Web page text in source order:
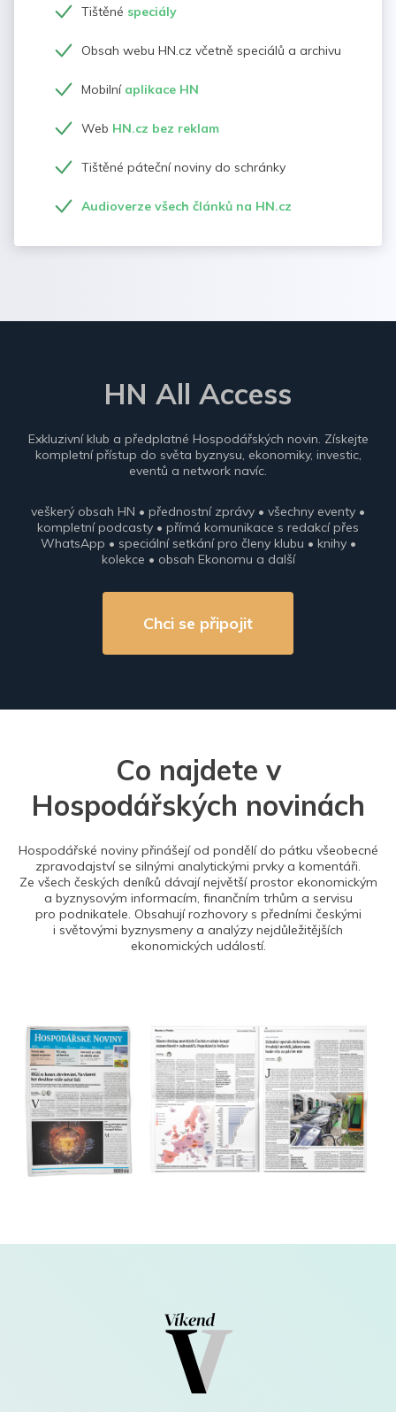
Tištěné speciály
Obsah webu HN.cz včetně speciálů a archivu
Mobilní aplikace HN
Web HN.cz bez reklam
Tištěné páteční noviny do schránky
Audioverze všech článků na HN.cz
HN All Access
Exkluzivní klub a předplatné Hospodářských novin. Získejte
kompletní přístup do světa byznysu, ekonomiky, investic,
eventů a network navíc.
veškerý obsah HN • přednostní zprávy • všechny eventy •
kompletní podcasty • přímá komunikace s redakcí přes
WhatsApp • speciální setkání pro členy klubu • knihy •
kolekce • obsah Ekonomu a další
Chci se připojit
Co najdete v
Hospodářských novinách
Hospodářské noviny přinášejí od pondělí do pátku všeobecné
zpravodajství se silnými analytickými prvky a komentáři.
Ze všech českých deníků dávají největší prostor ekonomickým
a byznysovým informacím, finančním trhům a servisu
pro podnikatele. Obsahují rozhovory s předními českými
i světovými byznysmeny a analýzy nejdůležitějších
ekonomických událostí.